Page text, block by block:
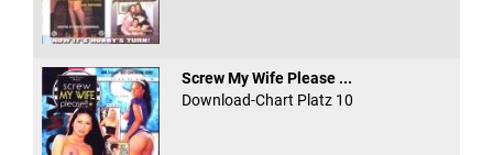
Screw My Wife Please ...
Download-Chart Platz 10